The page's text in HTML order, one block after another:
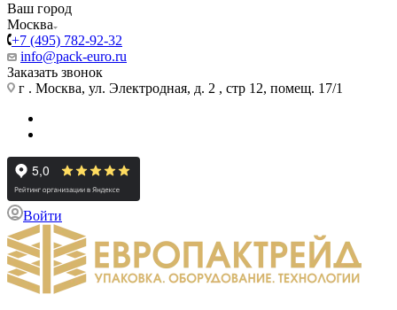
Ваш город
Москва
+7 (495) 782-92-32
info@pack-euro.ru
Заказать звонок
г . Москва, ул. Электродная, д. 2 , стр 12, помещ. 17/1
Войти